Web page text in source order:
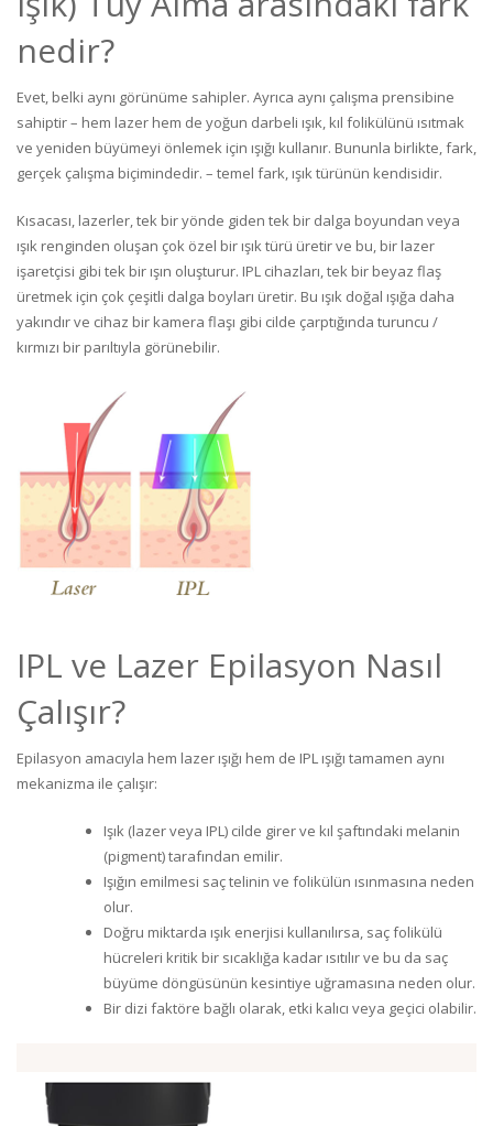
nedir?
Evet, belki aynı görünüme sahipler. Ayrıca aynı çalışma prensibine
sahiptir – hem lazer hem de yoğun darbeli ışık, kıl folikülünü ısıtmak
ve yeniden büyümeyi önlemek için ışığı kullanır. Bununla birlikte, fark,
gerçek çalışma biçimindedir. – temel fark, ışık türünün kendisidir.
Kısacası, lazerler, tek bir yönde giden tek bir dalga boyundan veya
ışık renginden oluşan çok özel bir ışık türü üretir ve bu, bir lazer
işaretçisi gibi tek bir ışın oluşturur. IPL cihazları, tek bir beyaz flaş
üretmek için çok çeşitli dalga boyları üretir. Bu ışık doğal ışığa daha
yakındır ve cihaz bir kamera flaşı gibi cilde çarptığında turuncu /
kırmızı bir parıltıyla görünebilir.
IPL ve Lazer Epilasyon Nasıl
Çalışır?
Epilasyon amacıyla hem lazer ışığı hem de IPL ışığı tamamen aynı
mekanizma ile çalışır:
Işık (lazer veya IPL) cilde girer ve kıl şaftındaki melanin
(pigment) tarafından emilir.
Işığın emilmesi saç telinin ve folikülün ısınmasına neden
olur.
Doğru miktarda ışık enerjisi kullanılırsa, saç folikülü
hücreleri kritik bir sıcaklığa kadar ısıtılır ve bu da saç
büyüme döngüsünün kesintiye uğramasına neden olur.
Bir dizi faktöre bağlı olarak, etki kalıcı veya geçici olabilir.